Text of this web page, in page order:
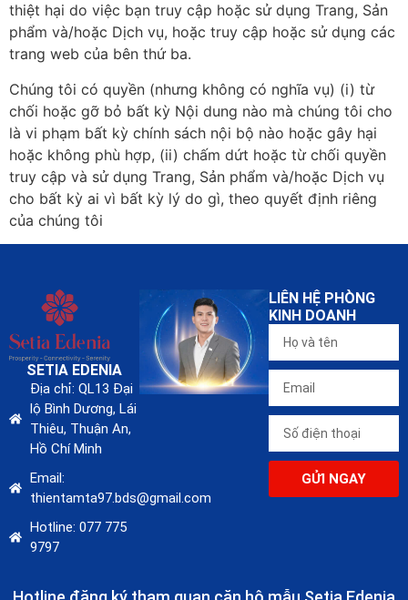
thiệt hại do việc bạn truy cập hoặc sử dụng Trang, Sản
phẩm và/hoặc Dịch vụ, hoặc truy cập hoặc sử dụng các
trang web của bên thứ ba.
Chúng tôi có quyền (nhưng không có nghĩa vụ) (i) từ
chối hoặc gỡ bỏ bất kỳ Nội dung nào mà chúng tôi cho
là vi phạm bất kỳ chính sách nội bộ nào hoặc gây hại
hoặc không phù hợp, (ii) chấm dứt hoặc từ chối quyền
truy cập và sử dụng Trang, Sản phẩm và/hoặc Dịch vụ
cho bất kỳ ai vì bất kỳ lý do gì, theo quyết định riêng
của chúng tôi
SETIA EDENIA
Địa chỉ: QL13 Đại
lộ Bình Dương, Lái
Thiêu, Thuận An,
Hồ Chí Minh
Email:
thientamta97.bds@gmail.com
Hotline: 077 775
9797
LIÊN HỆ PHÒNG
KINH DOANH
GỬI NGAY